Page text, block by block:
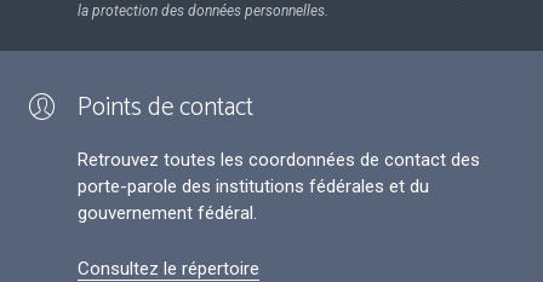
la protection des données personnelles.
Points de contact
Retrouvez toutes les coordonnées de contact des
porte-parole des institutions fédérales et du
gouvernement fédéral.
Consultez le répertoire